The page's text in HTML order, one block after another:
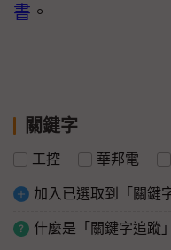
書 。
關鍵字
工控 華邦電
加入已選取到「關鍵
什麼是「關鍵字追蹤」